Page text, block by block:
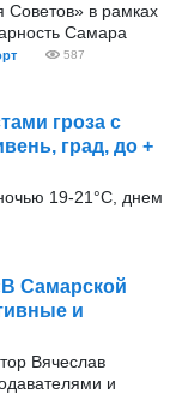
в рамках
Самара
587
гроза с
град, до +
19-21°С, днем
Самарской
и
Вячеслав
и